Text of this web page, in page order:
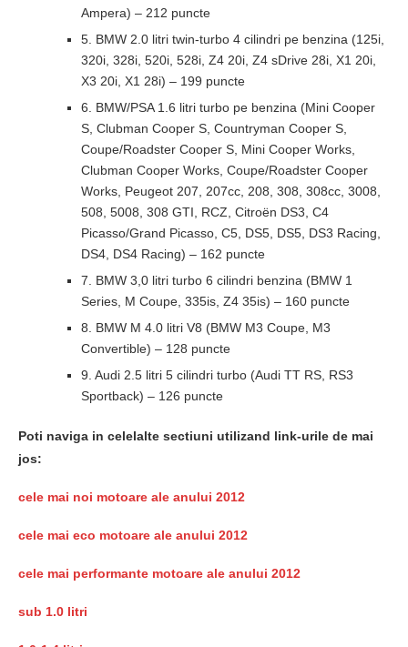
Ampera) – 212 puncte
5. BMW 2.0 litri twin-turbo 4 cilindri pe benzina (125i,
320i, 328i, 520i, 528i, Z4 20i, Z4 sDrive 28i, X1 20i,
X3 20i, X1 28i) – 199 puncte
6. BMW/PSA 1.6 litri turbo pe benzina (Mini Cooper
S, Clubman Cooper S, Countryman Cooper S,
Coupe/Roadster Cooper S, Mini Cooper Works,
Clubman Cooper Works, Coupe/Roadster Cooper
Works, Peugeot 207, 207cc, 208, 308, 308cc, 3008,
508, 5008, 308 GTI, RCZ, Citroën DS3, C4
Picasso/Grand Picasso, C5, DS5, DS5, DS3 Racing,
DS4, DS4 Racing) – 162 puncte
7. BMW 3,0 litri turbo 6 cilindri benzina (BMW 1
Series, M Coupe, 335is, Z4 35is) – 160 puncte
8. BMW M 4.0 litri V8 (BMW M3 Coupe, M3
Convertible) – 128 puncte
9. Audi 2.5 litri 5 cilindri turbo (Audi TT RS, RS3
Sportback) – 126 puncte
Poti naviga in celelalte sectiuni utilizand link-urile de mai
jos:
cele mai noi motoare ale anului 2012
cele mai eco motoare ale anului 2012
cele mai performante motoare ale anului 2012
sub 1.0 litri